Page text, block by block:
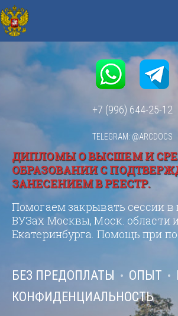
+7 (996) 644-25-12
TELEGRAM: @ARCDOCS
ДИПЛОМЫ О ВЫСШЕМ И
ОБРАЗОВАНИИ С
ЗАНЕСЕНИЕМ В РЕЕСТР.
Помогаем закрывать сессии в
ВУЗах Москвы, Моск. области
Екатеринбурга. Помощь при
БЕЗ ПРЕДОПЛАТЫ ОПЫТ
КОНФИДЕНЦИАЛЬНОСТЬ